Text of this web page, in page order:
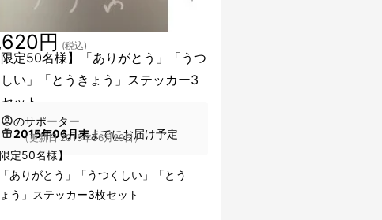
限定50名様】「ありがとう」「うつ
しい」「とうきょう」ステッカー3
ット
円 (税込)
のサポーター
2015年06月末までにお届け予定
（更新日:2015年06月29日）
限定50名様】
ありがとう」「うつくしい」「とう
う」ステッカー3枚セット